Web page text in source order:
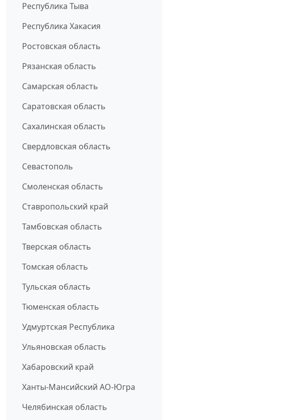
Республика Тыва
Республика Хакасия
Ростовская область
Рязанская область
Самарская область
Саратовская область
Сахалинская область
Свердловская область
Севастополь
Смоленская область
Ставропольский край
Тамбовская область
Тверская область
Томская область
Тульская область
Тюменская область
Удмуртская Республика
Ульяновская область
Хабаровский край
Ханты-Мансийский АО-Югра
Челябинская область